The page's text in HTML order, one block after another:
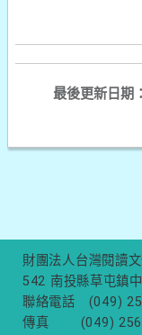
最後更新日期：
財團法人台灣閱讀
542 南投縣草屯鎮
聯絡電話
(049)
傳真
(049)